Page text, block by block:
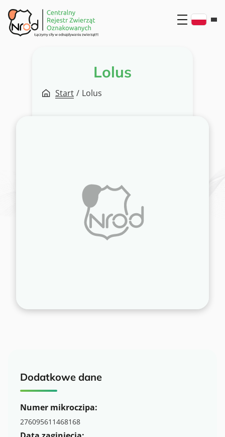
Przejdź
do
treści
Lolus
Start / Lolus
Dodatkowe dane
Numer mikroczipa:
276095611468168